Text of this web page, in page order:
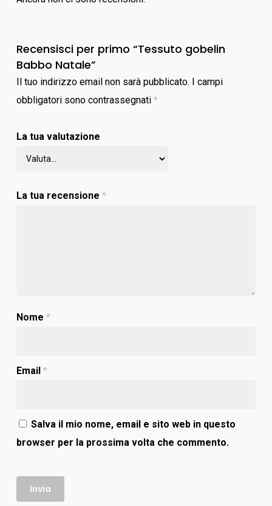
Recensisci per primo “Tessuto gobelin
Babbo Natale”
Il tuo indirizzo email non sarà pubblicato. I campi
obbligatori sono contrassegnati *
La tua valutazione
La tua recensione *
Nome *
Email *
Salva il mio nome, email e sito web in questo
browser per la prossima volta che commento.